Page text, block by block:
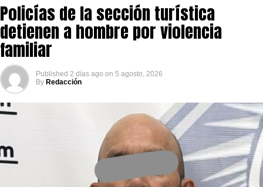
Policías de la sección turística
detienen a hombre por violencia
familiar
Published 2 días ago on 5 agosto, 2026
By Redacción